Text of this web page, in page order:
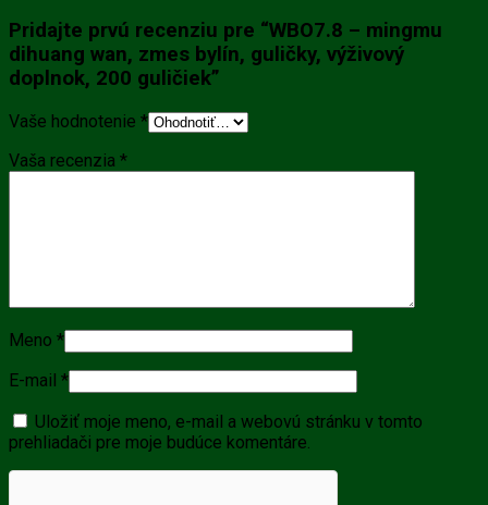
Pridajte prvú recenziu pre “WBO7.8 – mingmu
dihuang wan, zmes bylín, guličky, výživový
doplnok, 200 guličiek”
Vaše hodnotenie *
Vaša recenzia *
Meno *
E-mail *
Uložiť moje meno, e-mail a webovú stránku v tomto
prehliadači pre moje budúce komentáre.